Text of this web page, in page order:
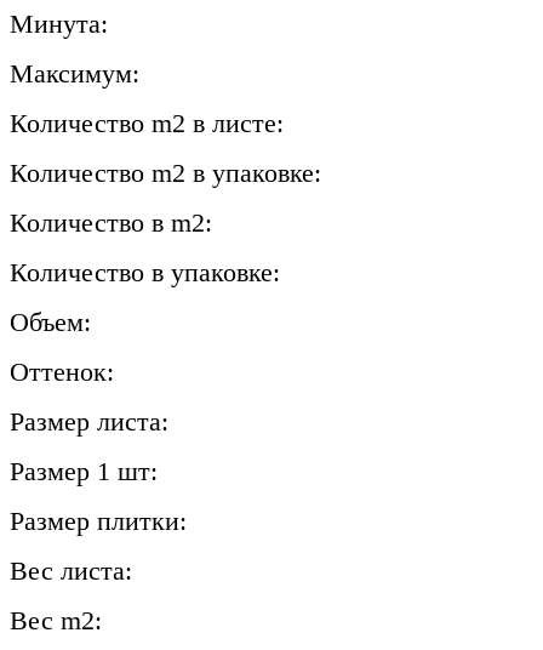
Минута:
Максимум:
Количество m2 в листе:
Количество m2 в упаковке:
Количество в m2:
Количество в упаковке:
Объем:
Оттенок:
Размер листа:
Размер 1 шт:
Размер плитки:
Вес листа:
Вес m2: